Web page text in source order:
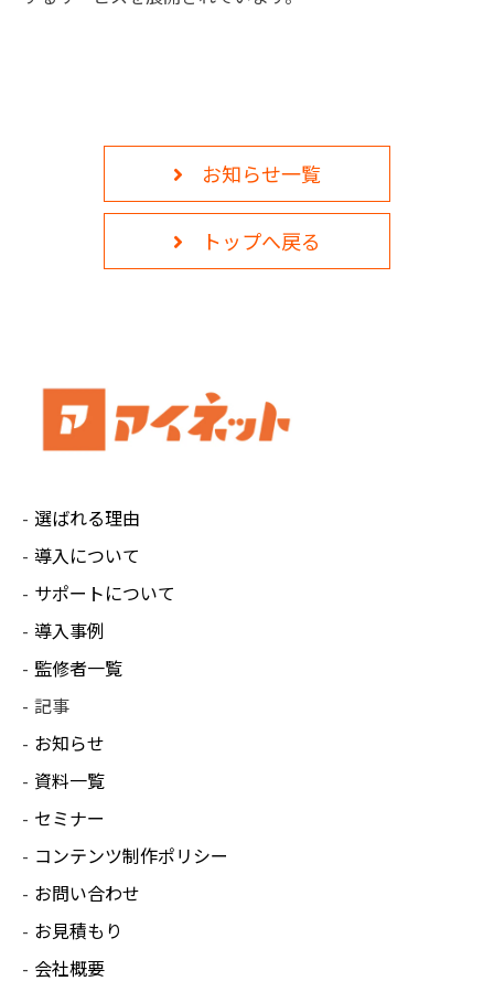
お知らせ一覧
トップへ戻る
選ばれる理由
導入について
サポートについて
導入事例
監修者一覧
記事
お知らせ
資料一覧
セミナー
コンテンツ制作ポリシー
お問い合わせ
お見積もり
会社概要